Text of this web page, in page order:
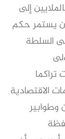
إلى
يستمر حكم
السلطة
الاقتصادية
وطوابير